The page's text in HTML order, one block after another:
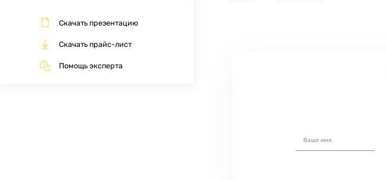
Скачать презентацию
Скачать прайс-лист
Помощь эксперта